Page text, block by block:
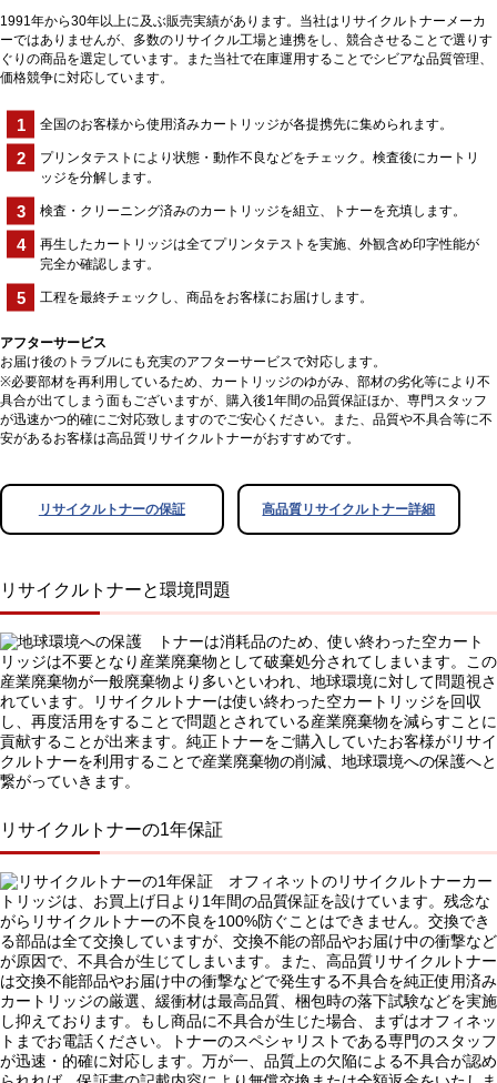
1991年から30年以上に及ぶ販売実績があります。当社はリサイクルトナーメーカ
ーではありませんが、多数のリサイクル工場と連携をし、競合させることで選りす
ぐりの商品を選定しています。また当社で在庫運用することでシビアな品質管理、
価格競争に対応しています。
全国のお客様から使用済みカートリッジが各提携先に集められます。
プリンタテストにより状態・動作不良などをチェック。検査後にカートリ
ッジを分解します。
検査・クリーニング済みのカートリッジを組立、トナーを充填します。
再生したカートリッジは全てプリンタテストを実施、外観含め印字性能が
完全か確認します。
工程を最終チェックし、商品をお客様にお届けします。
アフターサービス
お届け後のトラブルにも充実のアフターサービスで対応します。
※必要部材を再利用しているため、カートリッジのゆがみ、部材の劣化等により不
具合が出てしまう面もございますが、購入後1年間の品質保証ほか、専門スタッフ
が迅速かつ的確にご対応致しますのでご安心ください。また、品質や不具合等に不
安があるお客様は高品質リサイクルトナーがおすすめです。
リサイクルトナーの保証 高品質リサイクルトナー詳細
リサイクルトナーと環境問題
トナーは消耗品のため、使い終わった空カート
リッジは不要となり産業廃棄物として破棄処分されてしまいます。この
産業廃棄物が一般廃棄物より多いといわれ、地球環境に対して問題視さ
れています。リサイクルトナーは使い終わった空カートリッジを回収
し、再度活用をすることで問題とされている産業廃棄物を減らすことに
貢献することが出来ます。純正トナーをご購入していたお客様がリサイ
クルトナーを利用することで産業廃棄物の削減、地球環境への保護へと
繋がっていきます。
リサイクルトナーの1年保証
オフィネットのリサイクルトナーカー
トリッジは、お買上げ日より1年間の品質保証を設けています。残念な
がらリサイクルトナーの不良を100%防ぐことはできません。交換でき
る部品は全て交換していますが、交換不能の部品やお届け中の衝撃など
が原因で、不具合が生じてしまいます。また、高品質リサイクルトナー
は交換不能部品やお届け中の衝撃などで発生する不具合を純正使用済み
カートリッジの厳選、緩衝材は最高品質、梱包時の落下試験などを実施
し抑えております。もし商品に不具合が生じた場合、まずはオフィネッ
トまでお電話ください。トナーのスペシャリストである専門のスタッフ
が迅速・的確に対応します。万が一、品質上の欠陥による不具合が認め